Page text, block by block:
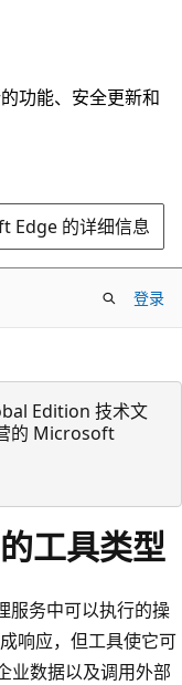
功能、安全更新和
Edge 的详细信息
登录
Edition 技术文
的 Microsoft
工具类型
务中可以执行的操
响应，但工具使它可
业数据以及调用外部